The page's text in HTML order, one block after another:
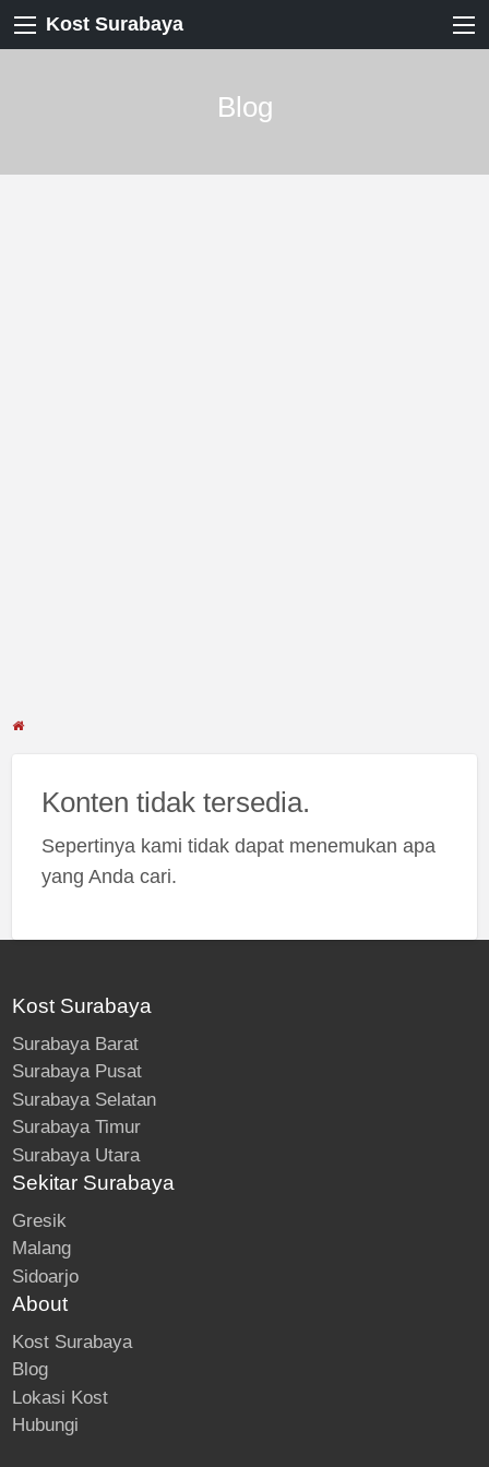
Kost Surabaya
Blog
Konten tidak tersedia.
Sepertinya kami tidak dapat menemukan apa
yang Anda cari.
Kost Surabaya
Surabaya Barat
Surabaya Pusat
Surabaya Selatan
Surabaya Timur
Surabaya Utara
Sekitar Surabaya
Gresik
Malang
Sidoarjo
About
Kost Surabaya
Blog
Lokasi Kost
Hubungi